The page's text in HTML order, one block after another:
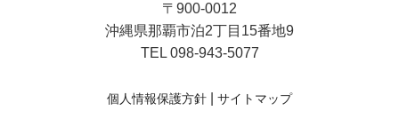
〒900-0012
沖縄県那覇市泊2丁目15番地9
TEL 098-943-5077
個人情報保護方針 サイトマップ